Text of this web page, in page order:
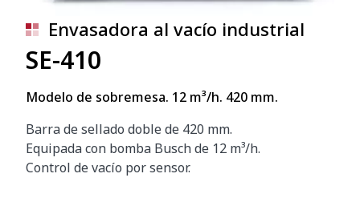
Envasadora al vacío industrial
SE-410
Modelo de sobremesa. 12 m³/h. 420 mm.
Barra de sellado doble de 420 mm.
Equipada con bomba Busch de 12 m³/h.
Control de vacío por sensor.